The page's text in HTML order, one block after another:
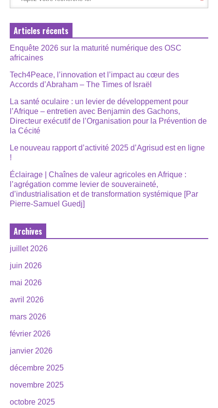
Articles récents
Enquête 2026 sur la maturité numérique des OSC
africaines
Tech4Peace, l’innovation et l’impact au cœur des
Accords d’Abraham – The Times of Israël
La santé oculaire : un levier de développement pour
l’Afrique – entretien avec Benjamin des Gachons,
Directeur exécutif de l’Organisation pour la Prévention de
la Cécité
Le nouveau rapport d’activité 2025 d’Agrisud est en ligne
!
Éclairage | Chaînes de valeur agricoles en Afrique :
l’agrégation comme levier de souveraineté,
d’industrialisation et de transformation systémique [Par
Pierre-Samuel Guedj]
Archives
juillet 2026
juin 2026
mai 2026
avril 2026
mars 2026
février 2026
janvier 2026
décembre 2025
novembre 2025
octobre 2025